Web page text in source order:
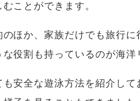
ことができます。
ほか、家族だけでも旅行
役割も持っているのが海洋
安全な遊泳方法を紹介し